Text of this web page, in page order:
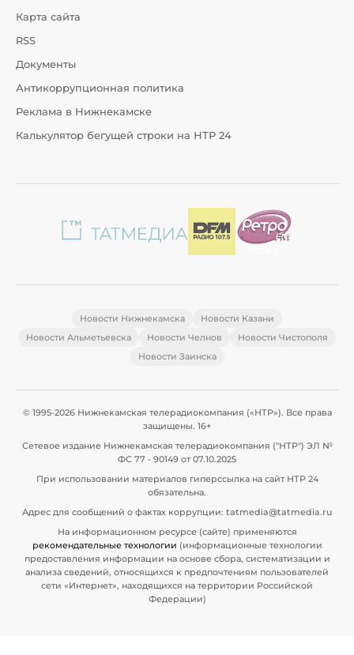
Карта сайта
RSS
Документы
Антикоррупционная политика
Реклама в Нижнекамске
Калькулятор бегущей строки на НТР 24
Новости Нижнекамска
Новости Казани
Новости Альметьевска
Новости Челнов
Новости Чистополя
Новости Заинска
© 1995-2026 Нижнекамская телерадиокомпания («НТР»). Все права
защищены. 16+
Сетевое издание Нижнекамская телерадиокомпания ("НТР") ЭЛ №
ФС 77 - 90149 от 07.10.2025
При использовании материалов гиперссылка на сайт НТР 24
обязательна.
Адрес для сообщений о фактах коррупции: tatmedia@tatmedia.ru
На информационном ресурсе (сайте) применяются
рекомендательные технологии (информационные технологии
предоставления информации на основе сбора, систематизации и
анализа сведений, относящихся к предпочтениям пользователей
сети «Интернет», находящихся на территории Российской
Федерации)